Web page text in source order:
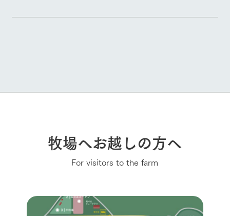
牧場へお越しの方へ
For visitors to the farm